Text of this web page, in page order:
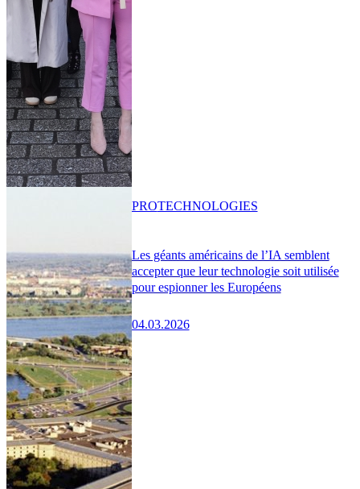
Les géants américains de l’IA semblent
accepter que leur technologie soit utilisée
pour espionner les Européens
04.03.2026
PROTECHNOLOGIES